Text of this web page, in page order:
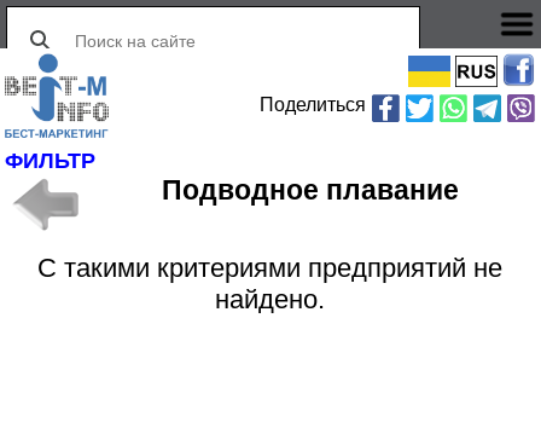
Поделиться
ФИЛЬТР
Подводное плавание
С такими критериями предприятий не
найдено.